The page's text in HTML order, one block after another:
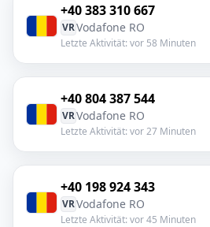
+40 383 310 667
VRVodafone RO
Letzte Aktivität: vor 58 Minuten
+40 804 387 544
VRVodafone RO
Letzte Aktivität: vor 27 Minuten
+40 198 924 343
VRVodafone RO
Letzte Aktivität: vor 45 Minuten